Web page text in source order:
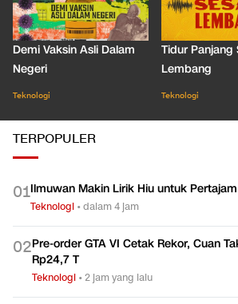
Demi Vaksin Asli Dalam
Negeri
Teknologi
Tidur Panjang
Lembang
Teknologi
TERPOPULER
01Ilmuwan Makin Lirik Hiu untuk
Teknologi •dalam 4 jam
02Pre-order GTA VI Cetak Rekor, Cuan
Rp24,7 T
Teknologi •2 jam yang lalu